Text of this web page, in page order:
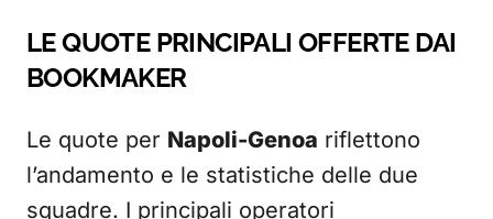
LE QUOTE PRINCIPALI OFFERTE DAI
BOOKMAKER
Le quote per Napoli-Genoa riflettono
l’andamento e le statistiche delle due
squadre. I principali operatori